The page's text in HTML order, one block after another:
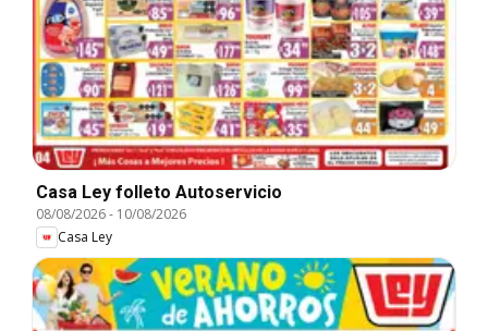
Casa Ley folleto Autoservicio
08/08/2026- 10/08/2026
Casa Ley